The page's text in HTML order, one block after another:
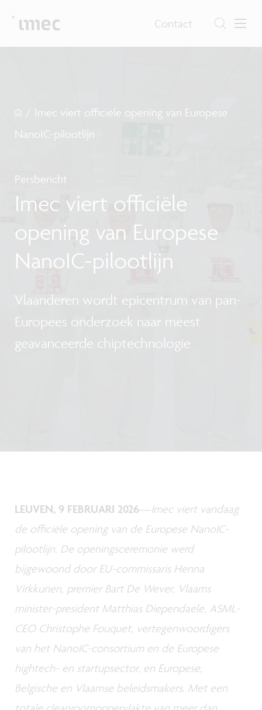
Contact
/ Imec viert officiële opening van Europese
NanoIC-pilootlijn
Persbericht
Imec viert officiële
opening van Europese
NanoIC-pilootlijn
Vlaanderen wordt epicentrum van pan-
Europees onderzoek naar meest
geavanceerde chiptechnologie
LEUVEN, 9 FEBRUARI 2026—Imec viert vandaag
de officiële opening van de Europese NanoIC-
pilootlijn. De openingsceremonie werd
bijgewoond door EU-commissaris Henna
Virkkunen, premier Bart De Wever, Vlaams
minister-president Matthias Diependaele, ASML-
CEO Christophe Fouquet, vertegenwoordigers
van het NanoIC-consortium en de Europese
hightech- en startupsector, en Europese,
Belgische en Vlaamse beleidsmakers. Met een